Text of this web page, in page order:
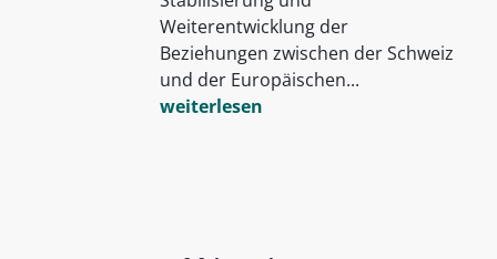
Weiterentwicklung der
Beziehungen zwischen der Schweiz
und der Europäischen...
weiterlesen